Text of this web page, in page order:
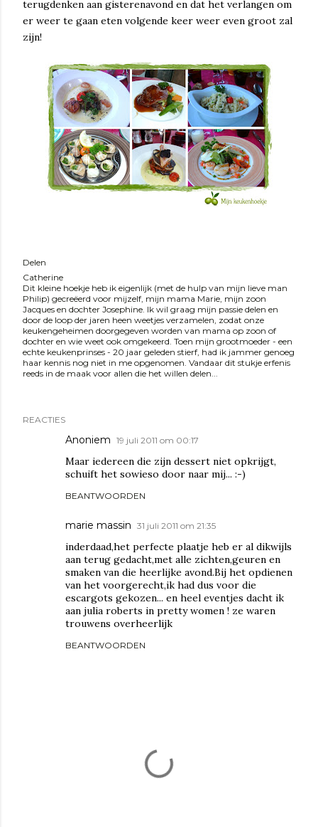
terugdenken aan gisterenavond en dat het verlangen om
er weer te gaan eten volgende keer weer even groot zal
zijn!
Delen
Catherine
Dit kleine hoekje heb ik eigenlijk (met de hulp van mijn lieve man
Philip) gecreëerd voor mijzelf, mijn mama Marie, mijn zoon
Jacques en dochter Josephine. Ik wil graag mijn passie delen en
door de loop der jaren heen weetjes verzamelen, zodat onze
keukengeheimen doorgegeven worden van mama op zoon of
dochter en wie weet ook omgekeerd. Toen mijn grootmoeder - een
echte keukenprinses - 20 jaar geleden stierf, had ik jammer genoeg
haar kennis nog niet in me opgenomen. Vandaar dit stukje erfenis
reeds in de maak voor allen die het willen delen...
REACTIES
Anoniem 19 juli 2011 om 00:17
Maar iedereen die zijn dessert niet opkrijgt,
schuift het sowieso door naar mij... :-)
BEANTWOORDEN
marie massin 31 juli 2011 om 21:35
inderdaad,het perfecte plaatje heb er al dikwijls
aan terug gedacht,met alle zichten,geuren en
smaken van die heerlijke avond.Bij het opdienen
van het voorgerecht,ik had dus voor die
escargots gekozen... en heel eventjes dacht ik
aan julia roberts in pretty women ! ze waren
trouwens overheerlijk
BEANTWOORDEN